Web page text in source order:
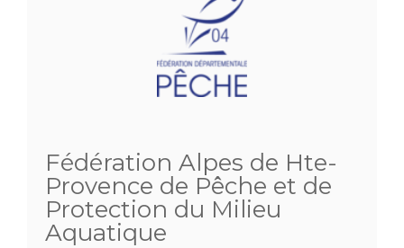
Fédération Alpes de Hte-
Provence de Pêche et de
Protection du Milieu
Aquatique